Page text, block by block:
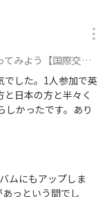
に日本語メイン。現8名】に参加
でした。1人参加で英
日本の方と半々く
しかったです。あり
ムにもアップしま
っという間でし